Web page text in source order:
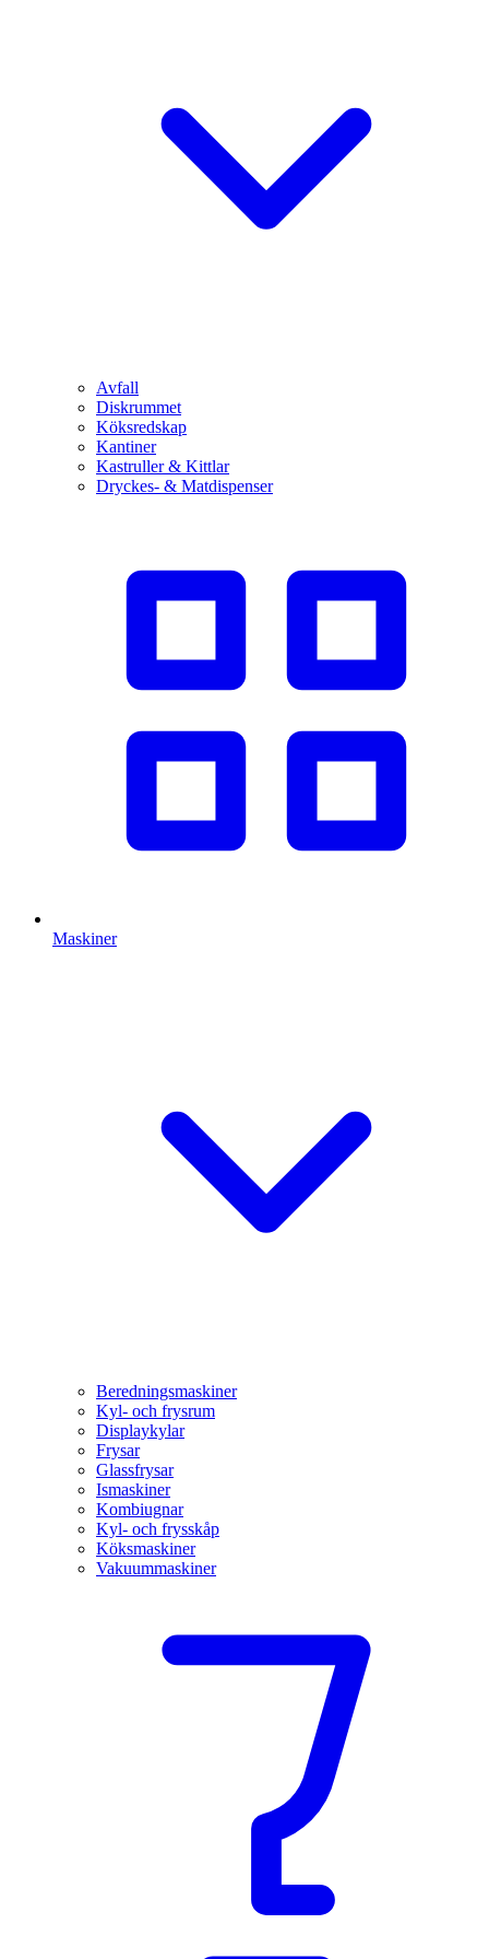
Avfall
Diskrummet
Köksredskap
Kantiner
Kastruller & Kittlar
Dryckes- & Matdispenser
Maskiner
Beredningsmaskiner
Kyl- och frysrum
Displaykylar
Frysar
Glassfrysar
Ismaskiner
Kombiugnar
Kyl- och frysskåp
Köksmaskiner
Vakuummaskiner